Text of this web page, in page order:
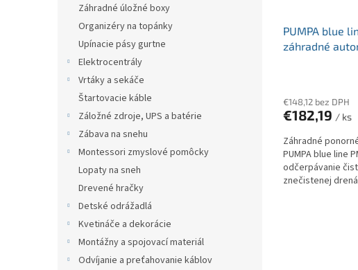
Záhradné úložné boxy
Organizéry na topánky
Upínacie pásy gurtne
Elektrocentrály
Vrtáky a sekáče
Štartovacie káble
Záložné zdroje, UPS a batérie
Zábava na snehu
Montessori zmyslové pomôcky
Lopaty na sneh
Drevené hračky
Detské odrážadlá
Kvetináče a dekorácie
Montážny a spojovací materiál
Odvíjanie a preťahovanie káblov
PUMPA blue
záhradné
€148,12 bez DPH
€182,19 / ks
Záhradné
PUMPA blue line
odčerpávanie
znečistenej